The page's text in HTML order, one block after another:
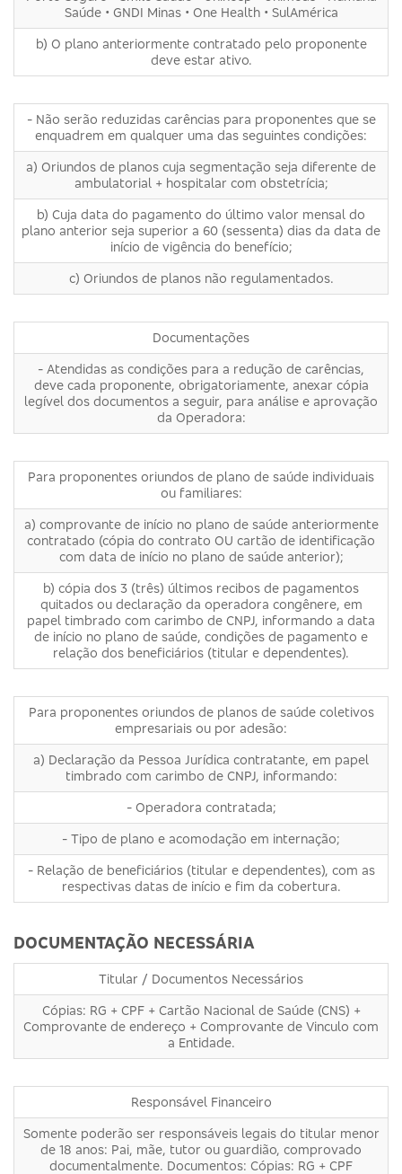
Saúde • GNDI Minas • One Health • SulAmérica
b) O plano anteriormente contratado pelo proponente
deve estar ativo.
- Não serão reduzidas carências para proponentes que se
enquadrem em qualquer uma das seguintes condições:
a) Oriundos de planos cuja segmentação seja diferente de
ambulatorial + hospitalar com obstetrícia;
b) Cuja data do pagamento do último valor mensal do
plano anterior seja superior a 60 (sessenta) dias da data de
início de vigência do benefício;
c) Oriundos de planos não regulamentados.
Documentações
- Atendidas as condições para a redução de carências,
deve cada proponente, obrigatoriamente, anexar cópia
legível dos documentos a seguir, para análise e aprovação
da Operadora:
Para proponentes oriundos de plano de saúde individuais
ou familiares:
a) comprovante de início no plano de saúde anteriormente
contratado (cópia do contrato OU cartão de identificação
com data de início no plano de saúde anterior);
b) cópia dos 3 (três) últimos recibos de pagamentos
quitados ou declaração da operadora congênere, em
papel timbrado com carimbo de CNPJ, informando a data
de início no plano de saúde, condições de pagamento e
relação dos beneficiários (titular e dependentes).
Para proponentes oriundos de planos de saúde coletivos
empresariais ou por adesão:
a) Declaração da Pessoa Jurídica contratante, em papel
timbrado com carimbo de CNPJ, informando:
- Operadora contratada;
- Tipo de plano e acomodação em internação;
- Relação de beneficiários (titular e dependentes), com as
respectivas datas de início e fim da cobertura.
DOCUMENTAÇÃO NECESSÁRIA
Titular / Documentos Necessários
Cópias: RG + CPF + Cartão Nacional de Saúde (CNS) +
Comprovante de endereço + Comprovante de Vinculo com
a Entidade.
Responsável Financeiro
Somente poderão ser responsáveis legais do titular menor
de 18 anos: Pai, mãe, tutor ou guardião, comprovado
documentalmente. Documentos: Cópias: RG + CPF